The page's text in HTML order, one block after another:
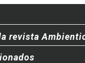
revista